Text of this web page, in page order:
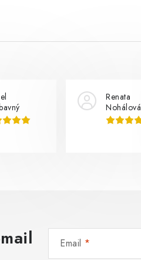
Renata
Nohálová
Email